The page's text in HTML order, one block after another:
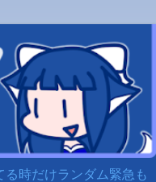
る時だけランダム緊急も